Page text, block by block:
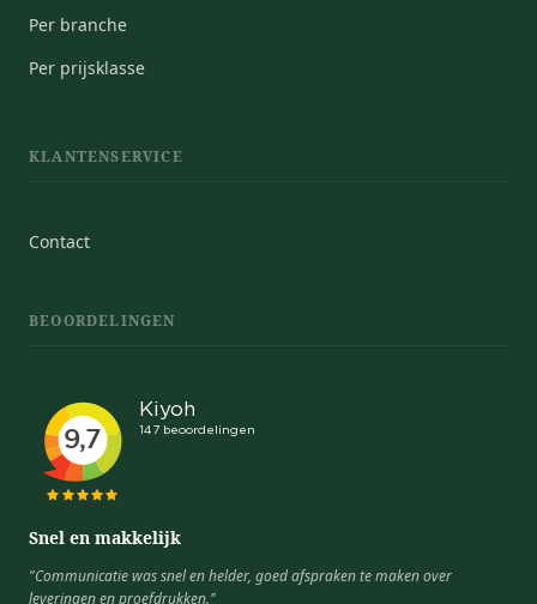
Per branche
Per prijsklasse
KLANTENSERVICE
Contact
BEOORDELINGEN
Snel en makkelijk
"Communicatie was snel en helder, goed afspraken te maken over
leveringen en proefdrukken."